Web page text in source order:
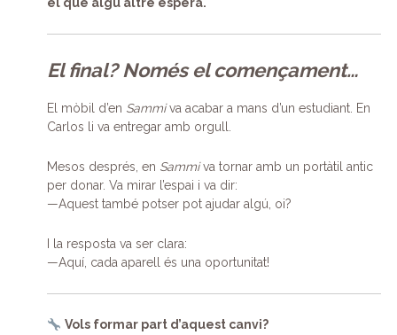
El final? Només el començament…
El mòbil d’en Sammiva acabar a mans d’un estudiant. En
Carlos li va entregar amb orgull.
Mesos després, en Sammiva tornar amb un portàtil antic
per donar. Va mirar l’espai i va dir:
—Aquest també potser pot ajudar algú, oi?
I la resposta va ser clara:
—Aquí, cada aparell és una oportunitat!
Vols formar part d’aquest canvi?